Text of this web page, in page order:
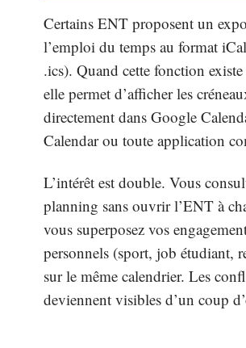
Certains ENT proposent un
l’emploi du temps au format
.ics). Quand cette fonction
elle permet d’afficher les
directement dans Google
Calendar ou toute application
L’intérêt est double. Vous
planning sans ouvrir l’ENT à
vous superposez vos
personnels (sport, job étudiant,
sur le même calendrier. Les
deviennent visibles d’un coup